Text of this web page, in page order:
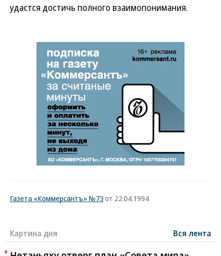
удастся достичь полного взаимопонимания.
Газета «Коммерсантъ» №73 от 22.04.1994
Картина дня Вся лента